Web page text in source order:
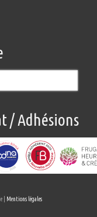
/ Adhésions
| Mentions légales